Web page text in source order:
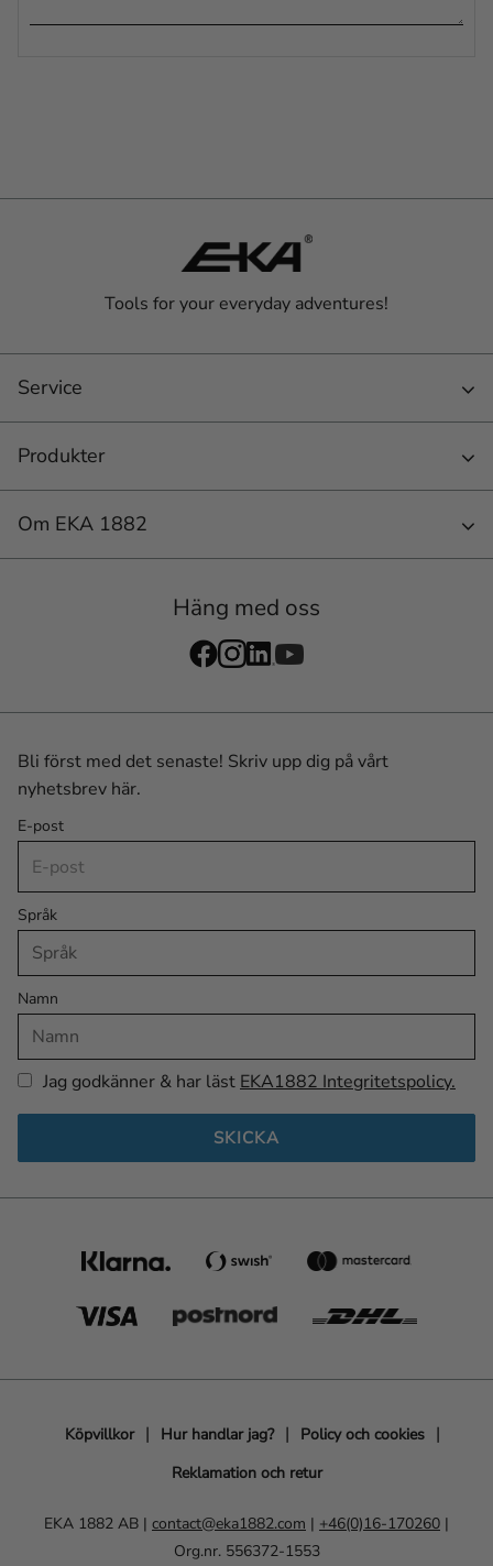
Tools for your everyday adventures!
Service
Produkter
Om EKA 1882
Häng med oss
Bli först med det senaste! Skriv upp dig på vårt
nyhetsbrev här.
E-post
Språk
Namn
Jag godkänner & har lästEKA1882 Integritetspolicy.
SKICKA
Köpvillkor Hur handlar jag?
Policy och cookies
Reklamation och retur
EKA 1882 AB | contact@eka1882.com | +46(0)16-170260 |
Org.nr. 556372-1553